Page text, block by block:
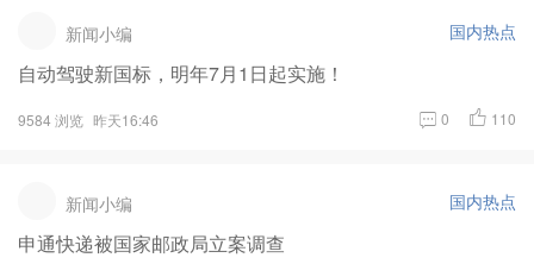
新闻小编 国内热点
自动驾驶新国标，明年7月1日起实施！
9584 浏览 昨天16:46 0 110
新闻小编 国内热点
申通快递被国家邮政局立案调查